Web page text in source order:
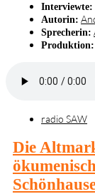
Interviewte:
Autorin:
Sprecherin:
Produktion:
radio SAW
Die